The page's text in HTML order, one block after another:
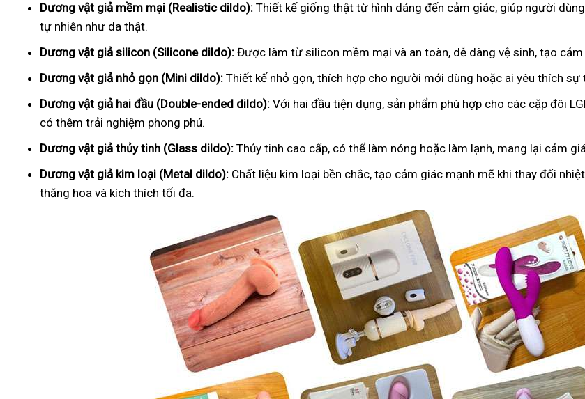
Dương vật giả mềm mại (Realistic dildo): Thiết kế giống thật từ hình dáng đến cảm giác, giúp người
tự nhiên như da thật.
Dương vật giả silicon (Silicone dildo): Được làm từ silicon mềm mại và an toàn, dễ dàng vệ sinh, tạo
Dương vật giả nhỏ gọn (Mini dildo): Thiết kế nhỏ gọn, thích hợp cho người mới dùng hoặc ai yêu thích sự
Dương vật giả hai đầu (Double-ended dildo): Với hai đầu tiện dụng, sản phẩm phù hợp cho các cặp đôi
có thêm trải nghiệm phong phú.
Dương vật giả thủy tinh (Glass dildo): Thủy tinh cao cấp, có thể làm nóng hoặc làm lạnh, mang lại cảm
Dương vật giả kim loại (Metal dildo): Chất liệu kim loại bền chắc, tạo cảm giác mạnh mẽ khi thay đổi
thăng hoa và kích thích tối đa.